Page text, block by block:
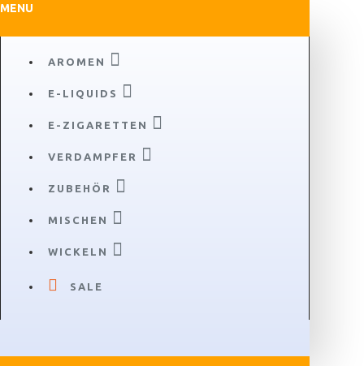
MENU
AROMEN
E-LIQUIDS
E-ZIGARETTEN
VERDAMPFER
ZUBEHÖR
MISCHEN
WICKELN
SALE